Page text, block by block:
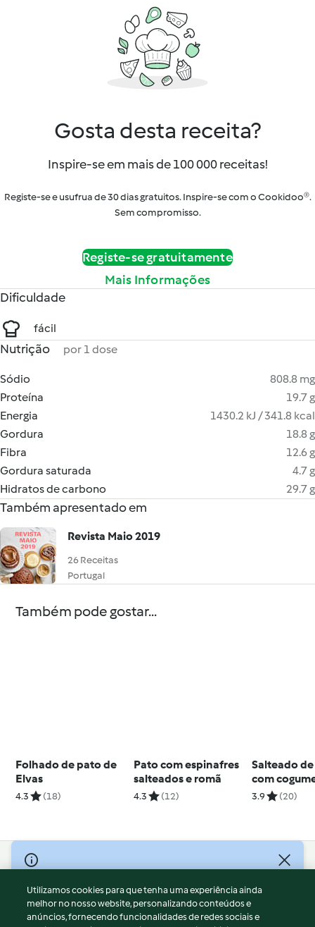
Gosta desta receita?
Inspire-se em mais de 100 000 receitas!
Registe-se e usufrua de 30 dias gratuitos. Inspire-se com o Cookidoo®.
Sem compromisso.
Registe-se gratuitamente
Mais Informações
Dificuldade
fácil
Nutrição por 1 dose
Sódio
808.8 mg
Proteína
19.7 g
Energia
1430.2 kJ / 341.8 kcal
Gordura
18.8 g
Fibra
12.6 g
Gordura saturada
4.7 g
Hidratos de carbono
29.7 g
Também apresentado em
Revista Maio 2019
26 Receitas
Portugal
Também pode gostar...
Folhado de pato de
Elvas
4.3 (18)
Pato com espinafres
salteados e romã
4.3 (12)
Salteado
com
couve
3.9 (20)
© Copyright 2026
Termos de Utilização
Aviso sobre Proteção de Dados
Utilizamos cookies para que tenha uma experiência ainda
melhor no nosso website, personalizando conteúdos e
anúncios, fornecendo funcionalidades de redes sociais e